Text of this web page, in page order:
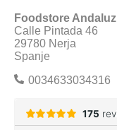
Foodstore Andaluz
Calle Pintada 46
29780 Nerja
Spanje
0034633034316